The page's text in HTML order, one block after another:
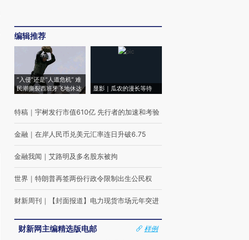
编辑推荐
“入侵”还是“人道危机” 难
民潮撕裂西班牙飞地休达
显影｜瓜农的漫长等待
特稿 ｜ 宇树发行市值610亿 先行者的加速和考验
金融 ｜ 在岸人民币兑美元汇率连日升破6.75
金融我闻 ｜ 艾路明及多名股东被拘
世界 ｜ 特朗普再签两份行政令限制出生公民权
财新周刊 ｜ 【封面报道】电力现货市场元年突进
财新网主编精选版电邮
样例